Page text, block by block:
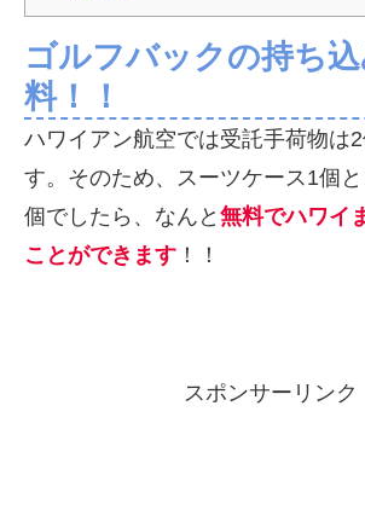
ゴルフバックの持ち
料！！
ハワイアン航空では受託手荷物は
す。そのため、スーツケース1個
個でしたら、なんと 無料でハワイ
ことができます ！！
スポンサーリンク